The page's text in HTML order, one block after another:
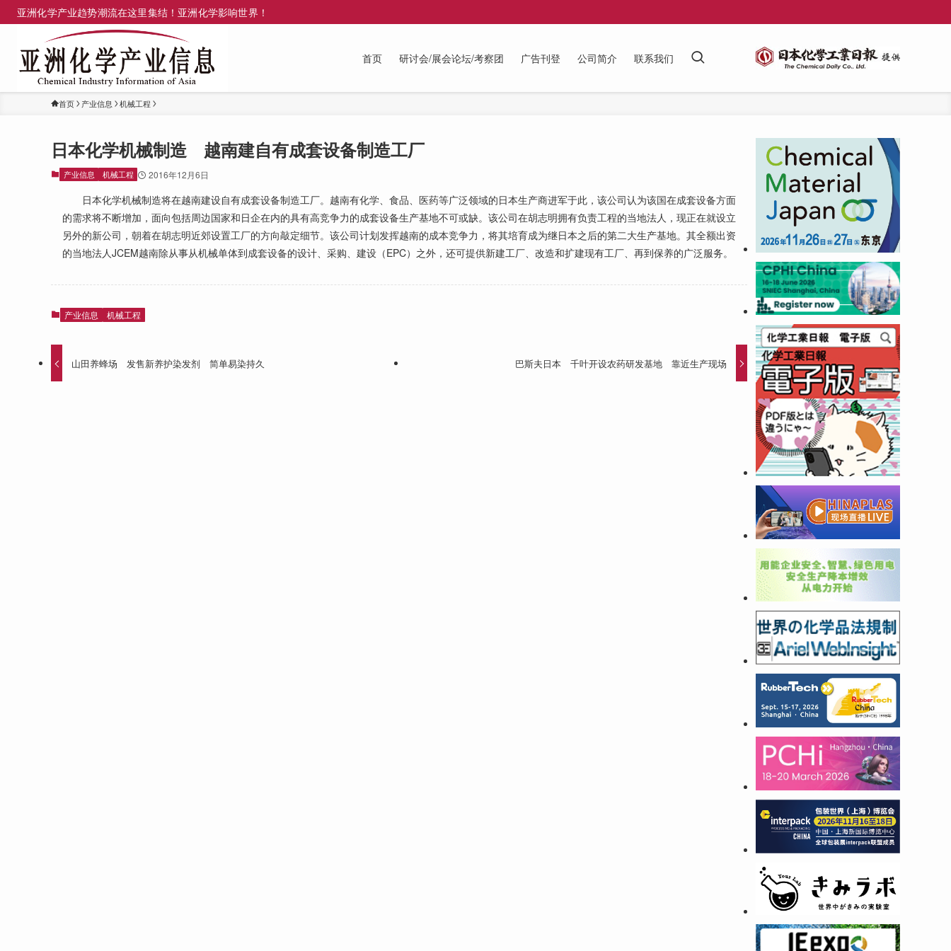
亚洲化学产业趋势潮流在这里集结！亚洲化学影响世界！
首页 研讨会/展会论坛/考察团 广告刊登 公司简介 联系我们
首页 产业信息 机械工程
日本化学机械制造 越南建自有成套设备制造工厂
产业信息 机械工程 2016年12月6日
日本化学机械制造将在越南建设自有成套设备制造工厂。越南有化学、食品、医药等广泛领域的日本生产商进军于此，该公司认为该国在成套设备方面
的需求将不断增加，面向包括周边国家和日企在内的具有高竞争力的成套设备生产基地不可或缺。该公司在胡志明拥有负责工程的当地法人，现正在就设立
另外的新公司，朝着在胡志明近郊设置工厂的方向敲定细节。该公司计划发挥越南的成本竞争力，将其培育成为继日本之后的第二大生产基地。其全额出资
的当地法人JCEM越南除从事从机械单体到成套设备的设计、采购、建设（EPC）之外，还可提供新建工厂、改造和扩建现有工厂、再到保养的广泛服务。
产业信息 机械工程
山田养蜂场 发售新养护染发剂 简单易染持久 巴斯夫日本 千叶开设农药研发基地 靠近生产现场